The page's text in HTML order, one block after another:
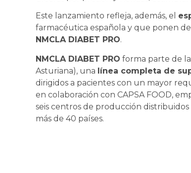
Este lanzamiento refleja, además, el
farmacéutica española y que ponen
NMCLA DIABET PRO.
NMCLA DIABET PRO forma parte de la
Asturiana), una línea completa de
dirigidos a pacientes con un mayor
en colaboración con CAPSA FOOD,
seis centros de producción
más de 40 países.